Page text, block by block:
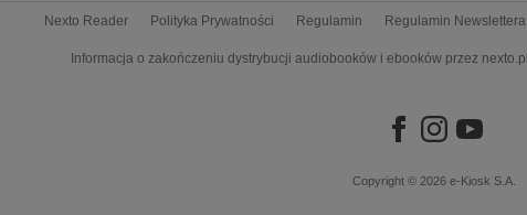
Nexto Reader Polityka Prywatności Regulamin Regulamin Newslettera
Informacja o zakończeniu dystrybucji audiobooków i ebooków przez nexto.pl
Copyright © 2026 e-Kiosk S.A.